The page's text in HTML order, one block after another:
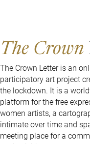
The Crown
The Crown Letter is an
participatory art project
the lockdown. It is a
platform for the free
women artists, a
intimate over time and
meeting place for a